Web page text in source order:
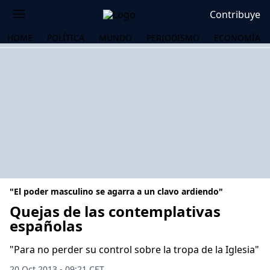
Contribuye
HOME POLÍTICA MUNDO PERIODISMO ECONOMÍA
"El poder masculino se agarra a un clavo ardiendo"
Quejas de las contemplativas
españolas
"Para no perder su control sobre la tropa de la Iglesia"